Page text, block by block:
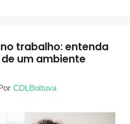
trabalho: entenda
um ambiente
CDLBoituva